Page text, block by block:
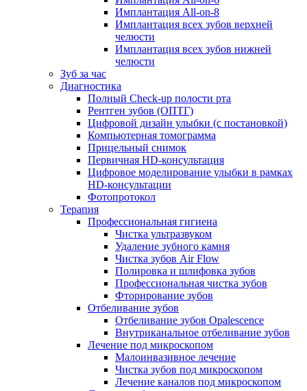
Имплантация All-on-8
Имплантация всех зубов верхней
челюсти
Имплантация всех зубов нижней
челюсти
Зуб за час
Диагностика
Полный Check-up полости рта
Рентген зубов (ОПТГ)
Цифровой дизайн улыбки (с постановкой)
Компьютерная томограмма
Прицельный снимок
Первичная HD-консультация
Цифровое моделирование улыбки в рамках
HD-консультации
Фотопротокол
Терапия
Профессиональная гигиена
Чистка ультразвуком
Удаление зубного камня
Чистка зубов Air Flow
Полировка и шлифовка зубов
Профессиональная чистка зубов
Фторирование зубов
Отбеливание зубов
Отбеливание зубов Opalescence
Внутриканальное отбеливание зубов
Лечение под микроскопом
Малоинвазивное лечение
Чистка зубов под микроскопом
Лечение каналов под микроскопом